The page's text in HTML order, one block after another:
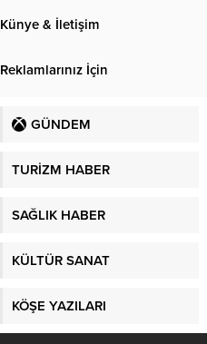
Künye & İletişim
Reklamlarınız İçin
GÜNDEM
TURİZM HABER
SAĞLIK HABER
KÜLTÜR SANAT
KÖŞE YAZILARI